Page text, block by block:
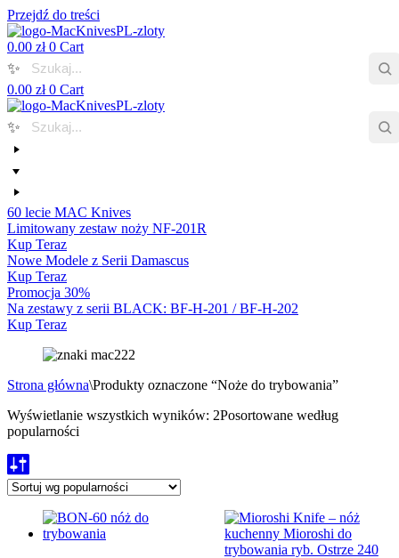
Przejdź do treści
0.00 zł 0 Cart
✨
0.00 zł 0 Cart
✨
60 lecie MAC Knives
Limitowany zestaw noży NF-201R
Kup Teraz
Nowe Modele z Serii Damascus
Kup Teraz
Promocja 30%
Na zestawy z serii BLACK: BF-H-201 / BF-H-202
Kup Teraz
Strona główna\Produkty oznaczone “Noże do trybowania”
Wyświetlanie wszystkich wyników: 2Posortowane według
popularności